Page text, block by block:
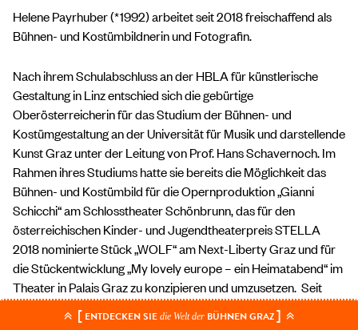
Helene Payrhuber (*1992) arbeitet seit 2018 freischaffend als
Bühnen- und Kostümbildnerin und Fotografin.
Nach ihrem Schulabschluss an der HBLA für künstlerische
Gestaltung in Linz entschied sich die gebürtige
Oberösterreicherin für das Studium der Bühnen- und
Kostümgestaltung an der Universität für Musik und darstellende
Kunst Graz unter der Leitung von Prof. Hans Schavernoch. Im
Rahmen ihres Studiums hatte sie bereits die Möglichkeit das
Bühnen- und Kostümbild für die Opernproduktion „Gianni
Schicchi“ am Schlosstheater Schönbrunn, das für den
österreichischen Kinder- und Jugendtheaterpreis STELLA
2018 nominierte Stück „WOLF“ am Next-Liberty Graz und für
die Stückentwicklung „My lovely europe – ein Heimatabend“ im
Theater in Palais Graz zu konzipieren und umzusetzen. Seit
ihrem Abschluss arbeitet Helene Payrhuber wiederholt mit
Anna Marboe zusammen. Im Team realisierten sie Arbeiten für
[ENTDECKEN SIE die Welt derBÜHNEN GRAZ]